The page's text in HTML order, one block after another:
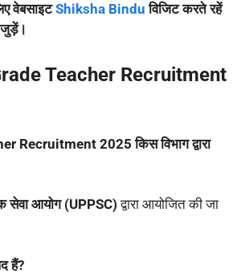
वेबसाइटShiksha Bindu विजिट करते रहें
Teacher Recruitment
Recruitment 2025 किस विभाग द्वारा
सेवा आयोग (UPPSC) द्वारा आयोजित की जा
हैं?